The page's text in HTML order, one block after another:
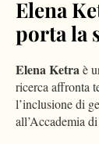
Elena
porta la
Elena Ketraè
ricerca affronta
l’inclusione di
all’Accademia